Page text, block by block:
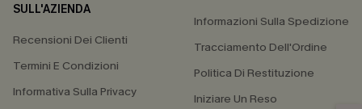
SULL'AZIENDA
Recensioni Dei Clienti
Termini E Condizioni
Informativa Sulla Privacy
Informazioni Sulla Spedizione
Tracciamento Dell'Ordine
Politica Di Restituzione
Iniziare Un Reso